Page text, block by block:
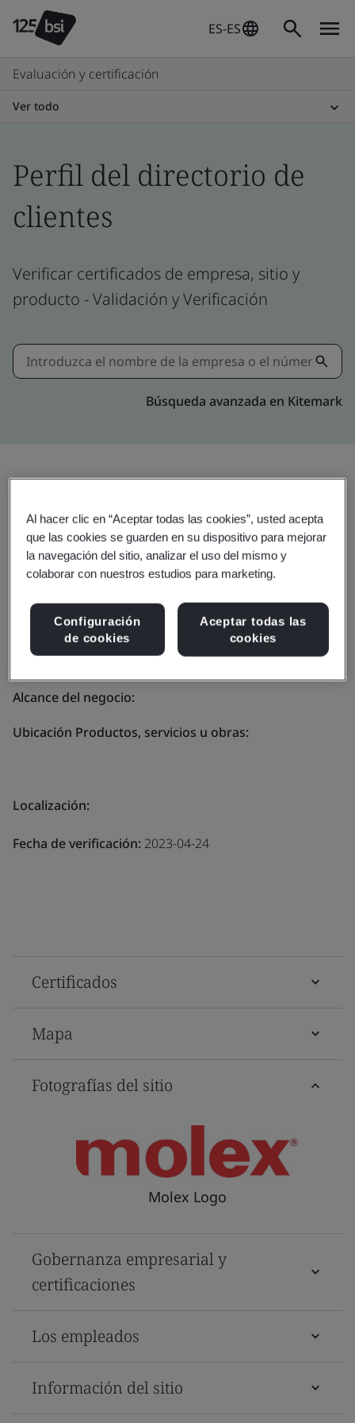
ES-ES
Evaluación y certificación
Ver todo
Perfil del directorio de
clientes
Verificar certificados de empresa, sitio y
producto - Validación y Verificación
Búsqueda avanzada en Kitemark
Molex - Global
Alcance del negocio:
Ubicación Productos, servicios u obras:
Localización:
Fecha de verificación: 2023-04-24
Certificados
Mapa
Fotografías del sitio
Molex Logo
Gobernanza empresarial y
certificaciones
Los empleados
Información del sitio
Al hacer clic en “Aceptar todas las cookies”, usted acepta
que las cookies se guarden en su dispositivo para mejorar
la navegación del sitio, analizar el uso del mismo y
colaborar con nuestros estudios para marketing.
Configuración
de cookies
Aceptar todas las
cookies